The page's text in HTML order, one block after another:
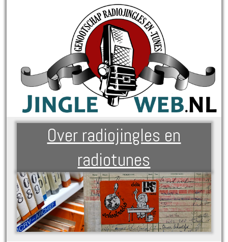
Over radiojingles en
radiotunes